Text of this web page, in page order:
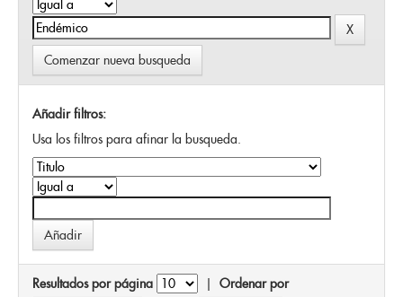
Comenzar nueva busqueda
Añadir filtros:
Usa los filtros para afinar la busqueda.
Resultados por página | Ordenar por